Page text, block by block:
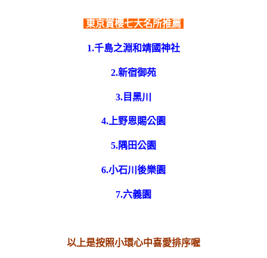
東京賞櫻七大名所推薦
1.千島之淵和靖國神社
2.新宿御苑
3.目黑川
4.上野恩賜公園
5.隅田公園
6.小石川後樂園
7.六義園
以上是按照小環心中喜愛排序喔